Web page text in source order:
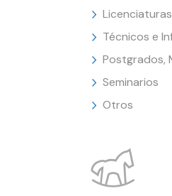
Licenciaturas
Técnicos e
Postgrados,
Seminarios
Otros